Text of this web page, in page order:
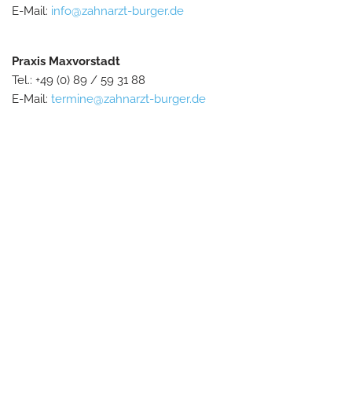
E-Mail: info@zahnarzt-burger.de
Praxis Maxvorstadt
Tel.: +49 (0) 89 / 59 31 88
E-Mail: termine@zahnarzt-burger.de